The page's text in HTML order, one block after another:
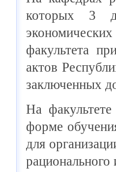
которых 3
факультета
актов
заключенных
На
форме
для